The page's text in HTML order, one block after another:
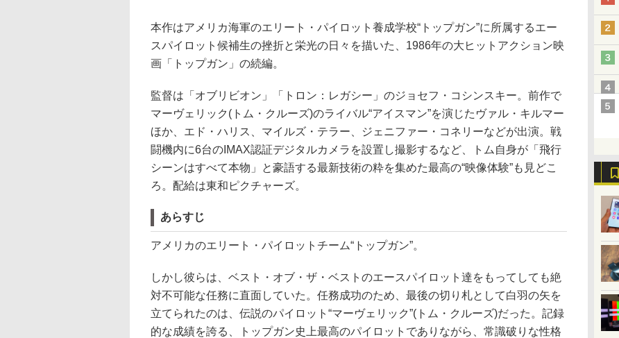
本作はアメリカ海軍のエリート・パイロット養成学校“トップガン”に所属するエー
スパイロット候補生の挫折と栄光の日々を描いた、1986年の大ヒットアクション映
画「トップガン」の続編。
監督は「オブリビオン」「トロン：レガシー」のジョセフ・コシンスキー。前作で
マーヴェリック(トム・クルーズ)のライバル“アイスマン”を演じたヴァル・キルマー
ほか、エド・ハリス、マイルズ・テラー、ジェニファー・コネリーなどが出演。戦
闘機内に6台のIMAX認証デジタルカメラを設置し撮影するなど、トム自身が「飛行
シーンはすべて本物」と豪語する最新技術の粋を集めた最高の“映像体験”も見どこ
ろ。配給は東和ピクチャーズ。
あらすじ
アメリカのエリート・パイロットチーム“トップガン”。
しかし彼らは、ベスト・オブ・ザ・ベストのエースパイロット達をもってしても絶
対不可能な任務に直面していた。任務成功のため、最後の切り札として白羽の矢を
立てられたのは、伝説のパイロット“マーヴェリック”(トム・クルーズ)だった。記録
的な成績を誇る、トップガン史上最高のパイロットでありながら、常識破りな性格